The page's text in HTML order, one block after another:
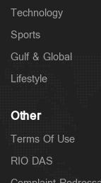
Technology
Sports
Gulf & Global
Lifestyle
Other
Terms Of Use
RIO DAS